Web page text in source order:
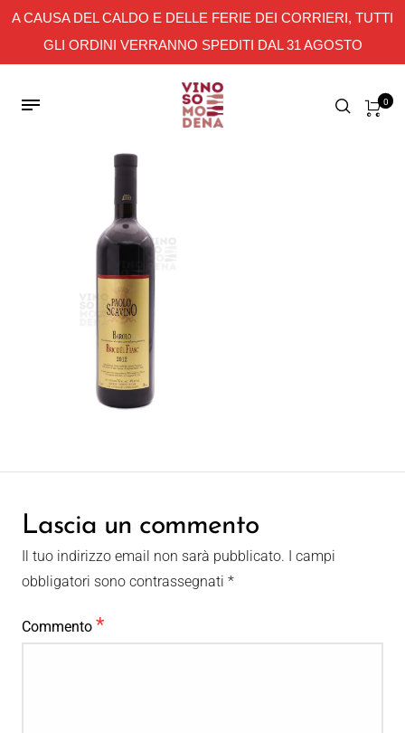
A CAUSA DEL CALDO E DELLE FERIE DEI CORRIERI, TUTTI
GLI ORDINI VERRANNO SPEDITI DAL 31 AGOSTO
0
Lascia un commento
Il tuo indirizzo email non sarà pubblicato. I campi
obbligatori sono contrassegnati *
Commento *